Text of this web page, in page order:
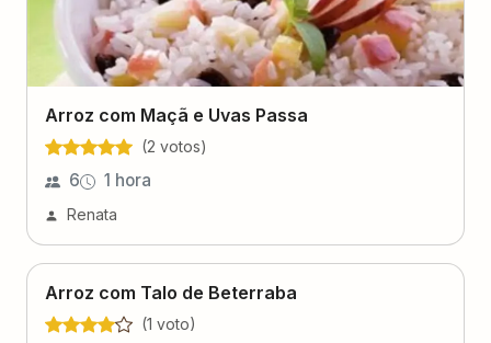
Arroz com Maçã e Uvas Passa
(2 votos)
6 1 hora
Renata
Arroz com Talo de Beterraba
(1 voto)